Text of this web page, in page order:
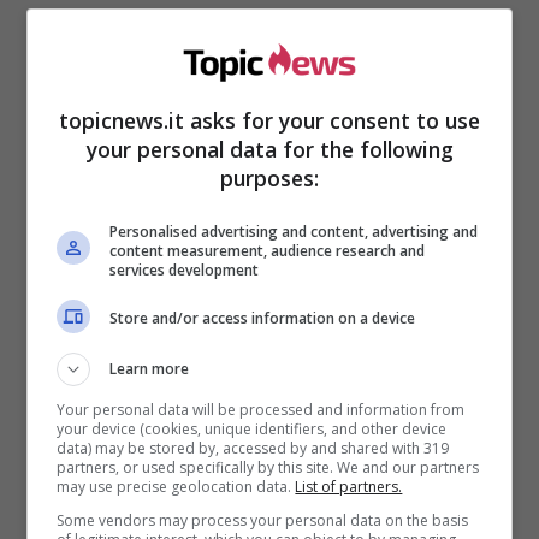
Silvia Toffanin, ecco il
motivo della sua
reazione
topicnews.it asks for your consent to use
your personal data for the following
purposes:
Personalised advertising and content, advertising and
content measurement, audience research and
services development
Store and/or access information on a device
Learn more
Your personal data will be processed and information from
your device (cookies, unique identifiers, and other device
data) may be stored by, accessed by and shared with 319
partners, or used specifically by this site. We and our partners
may use precise geolocation data. List of partners.
Some vendors may process your personal data on the basis